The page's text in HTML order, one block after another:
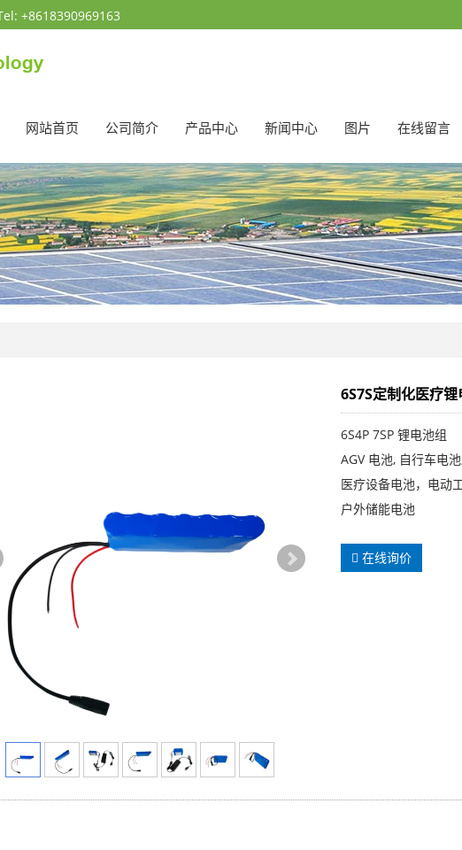
+8618390969163
网站首页 公司简介 产品中心 新闻中心 图片 在线留言
6S7S定制化医疗
6S4P 7SP 锂电池组
AGV 电池, 自行车电
医疗设备电池，电动
户外储能电池
在线询价